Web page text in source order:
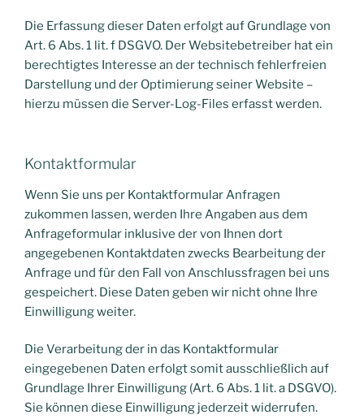
Die Erfassung dieser Daten erfolgt auf Grundlage von
Art. 6 Abs. 1 lit. f DSGVO. Der Websitebetreiber hat ein
berechtigtes Interesse an der technisch fehlerfreien
Darstellung und der Optimierung seiner Website –
hierzu müssen die Server-Log-Files erfasst werden.
Kontaktformular
Wenn Sie uns per Kontaktformular Anfragen
zukommen lassen, werden Ihre Angaben aus dem
Anfrageformular inklusive der von Ihnen dort
angegebenen Kontaktdaten zwecks Bearbeitung der
Anfrage und für den Fall von Anschlussfragen bei uns
gespeichert. Diese Daten geben wir nicht ohne Ihre
Einwilligung weiter.
Die Verarbeitung der in das Kontaktformular
eingegebenen Daten erfolgt somit ausschließlich auf
Grundlage Ihrer Einwilligung (Art. 6 Abs. 1 lit. a DSGVO).
Sie können diese Einwilligung jederzeit widerrufen.